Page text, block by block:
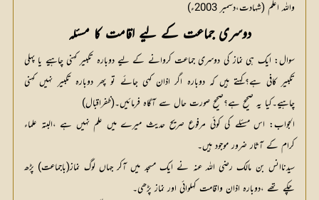
واللہ اعلم (شہادت،دسمبر 2003ء)
دوسری جماعت کے لیے اقامت کا مسئلہ
سوال: ایک ہی نماز کی دوسری جماعت کروانے کے لیے دوبارہ تکبیر کہنی چاہیے یا پہلی
تکبیر کافی ہے؟کہتے ہیں کہ دوبارہ اگر اذان کہی جائے تو پھر دوبارہ تکبیر نہیں کہنی
چاہیے۔کیا یہ صحیح ہے؟صحیح صورت حال سے آگاہ فرمائیں۔(ظفراقبال)
الجواب: اس مسئلے کی کوئی مرفوع صریح حدیث میرے میں علم نہیں ہے ،البتہ علماء
کرام کے آثار ضرور موجود ہیں۔
سیدناانس بن مالک رضی اللہ عنہ نے ایک مسجد میں آکر جہاں لوگ نماز(باجماعت) پڑھ
چکے تھے ،دوبارہ اذان واقامت کہلوائی اور نماز پڑھی۔